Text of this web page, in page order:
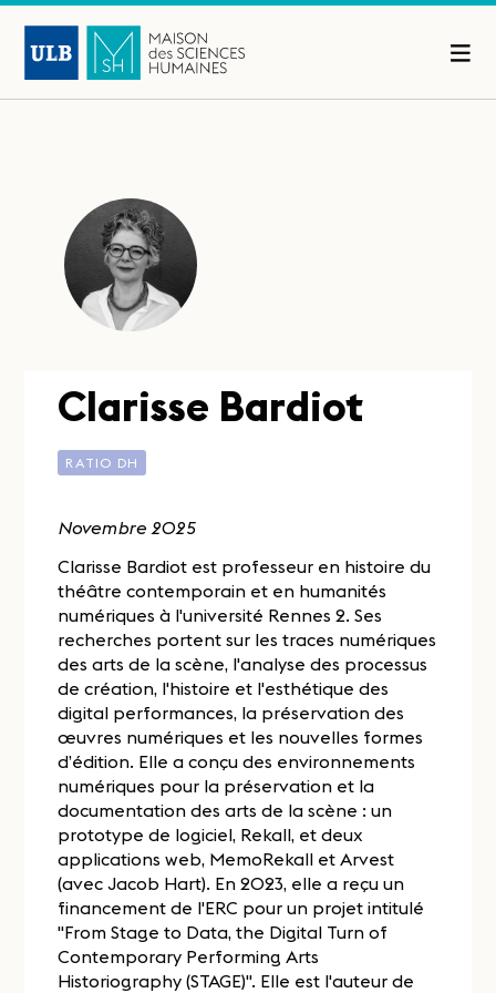
Clarisse Bardiot
RATIO DH
Novembre 2025
Clarisse Bardiot est professeur en histoire du
théâtre contemporain et en humanités
numériques à l'université Rennes 2. Ses
recherches portent sur les traces numériques
des arts de la scène, l'analyse des processus
de création, l'histoire et l'esthétique des
digital performances, la préservation des
œuvres numériques et les nouvelles formes
d’édition. Elle a conçu des environnements
numériques pour la préservation et la
documentation des arts de la scène : un
prototype de logiciel, Rekall, et deux
applications web, MemoRekall et Arvest
(avec Jacob Hart). En 2023, elle a reçu un
financement de l'ERC pour un projet intitulé
"From Stage to Data, the Digital Turn of
Contemporary Performing Arts
Historiography (STAGE)". Elle est l'auteur de